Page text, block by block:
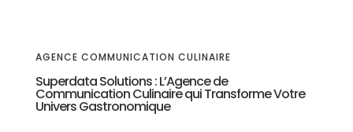
AGENCE COMMUNICATION CULINAIRE
Superdata Solutions : L’Agence de
Communication Culinaire qui Transforme Votre
Univers Gastronomique